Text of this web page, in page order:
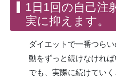
1日1回の自己注
実に抑えます。
ダイエットで一番つら
動をずっと続けなければ
でも、実際に続けてい